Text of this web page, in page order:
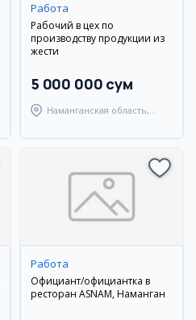
Работа
Рабочий в цех по
производству продукции из
жести
5 000 000 сум
Наманганская область,
Работа
Официант/официантка в
ресторан ASNAM, Наманган